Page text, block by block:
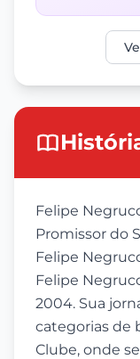
Felipe
Promissor do
Felipe
Felipe
2004. Sua
categorias de
Clube, onde